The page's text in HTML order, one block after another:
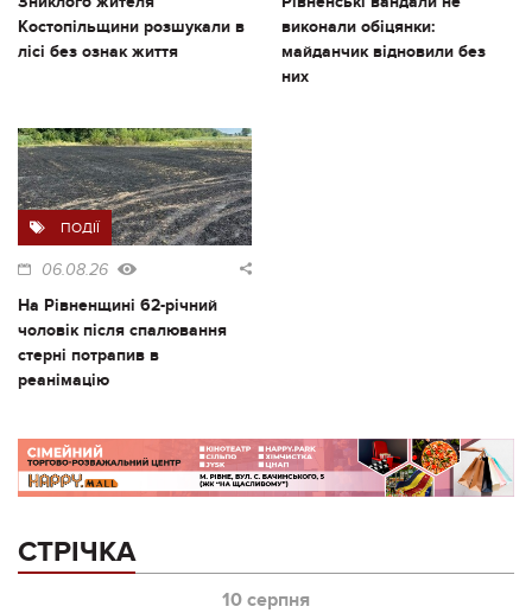
Костопільщини розшукали в
лісі без ознак життя
виконали обіцянки:
майданчик відновили без
них
ПОДІЇ
06.08.26
На Рівненщині 62-річний
чоловік після спалювання
стерні потрапив в
реанімацію
СТРІЧКА
10 серпня